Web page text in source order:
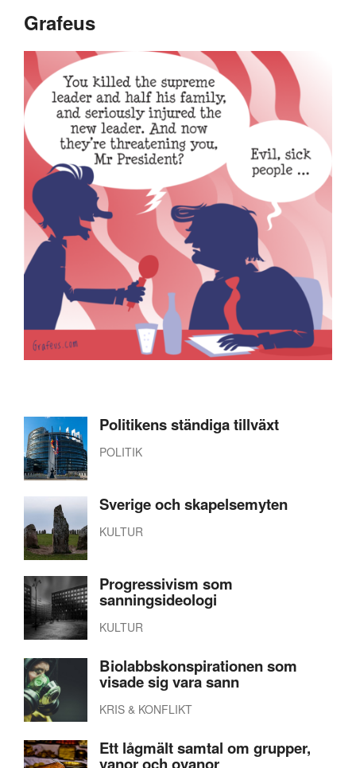
Grafeus
Politikens ständiga tillväxt
POLITIK
Sverige och skapelsemyten
KULTUR
Progressivism som
sanningsideologi
KULTUR
Biolabbskonspirationen som
visade sig vara sann
KRIS & KONFLIKT
Ett lågmält samtal om grupper,
vanor och ovanor